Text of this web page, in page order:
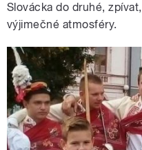
Slovácka do druhé,
výjimečné atmosféry.